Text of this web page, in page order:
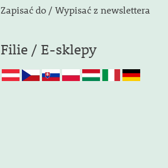
Zapisać do / Wypisać z newslettera
Filie / E-sklepy